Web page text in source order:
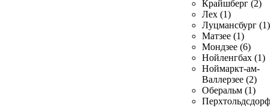
Крайшберг (2)
Лех (1)
Луцмансбург (1)
Матзее (1)
Мондзее (6)
Нойленгбах (1)
Ноймаркт-ам-
Валлерзее (2)
Оберальм (1)